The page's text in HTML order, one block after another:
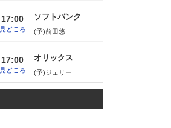
17:00
見どころ
ソフトバンク
(予)前田悠
17:00
見どころ
オリックス
(予)ジェリー